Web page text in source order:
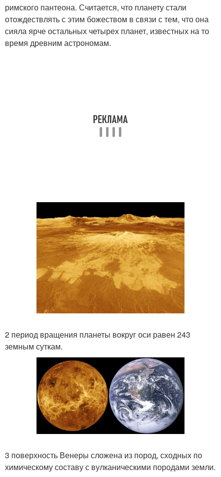
римского пантеона. Считается, что планету стали
отождествлять с этим божеством в связи с тем, что она
сияла ярче остальных четырех планет, известных на то
время древним астрономам.
2 период вращения планеты вокруг оси равен 243
земным суткам.
3 поверхность Венеры сложена из пород, сходных по
химическому составу с вулканическими породами земли.